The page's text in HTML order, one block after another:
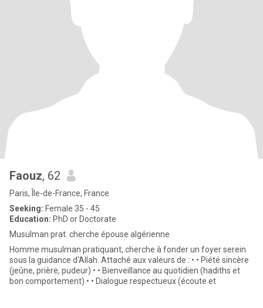
Faouz, 62
Paris, Île-de-France, France
Seeking: Female 35 - 45
Education: PhD or Doctorate
Musulman prat. cherche épouse algérienne
Homme musulman pratiquant, cherche à fonder un foyer serein
sous la guidance d'Allah. Attaché aux valeurs de : • • Piété sincère
(jeûne, prière, pudeur) • • Bienveillance au quotidien (hadiths et
bon comportement) • • Dialogue respectueux (écoute et